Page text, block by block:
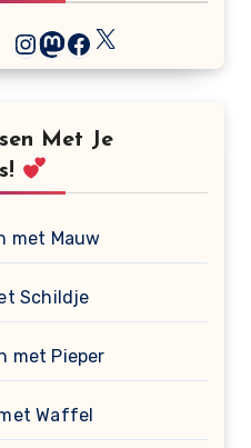
Instagram
Mastodon
Facebook
X
Met Je
met Mauw
Schildje
met Pieper
Waffel